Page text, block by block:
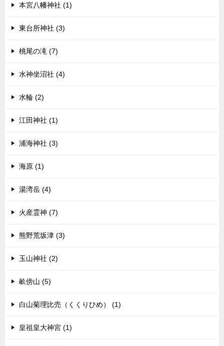
本宮八幡神社 (1)
東台所神社 (3)
桃尾の滝 (7)
水神坐沼社 (4)
水輪 (2)
江田神社 (1)
浦海神社 (3)
海原 (1)
湯湾岳 (4)
火産霊神 (7)
熊野荒坂津 (3)
玉山神社 (2)
畝傍山 (5)
白山菊理比売（くくりひめ） (1)
皇祖皇大神宮 (1)